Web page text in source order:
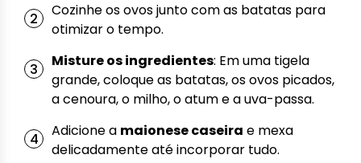
Cozinhe os ovos junto com as batatas para
otimizar o tempo.
Misture os ingredientes: Em uma tigela
grande, coloque as batatas, os ovos picados,
a cenoura, o milho, o atum e a uva-passa.
Adicione a maionese caseira e mexa
delicadamente até incorporar tudo.